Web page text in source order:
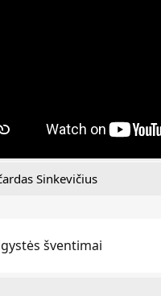
Sinkevičius
šventimai